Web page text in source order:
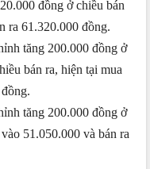
đồng ở chiều bán
ra 61.320.000 đồng.
tăng 200.000 đồng ở
bán ra, hiện tại mua
tăng 200.000 đồng ở
51.050.000 và bán ra